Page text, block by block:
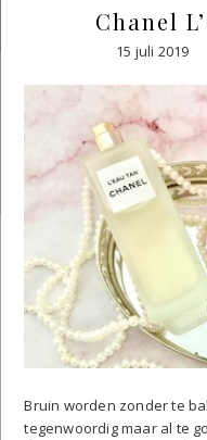
Chanel
15 juli 2019
Bruin worden zonder te
tegenwoordig maar al te